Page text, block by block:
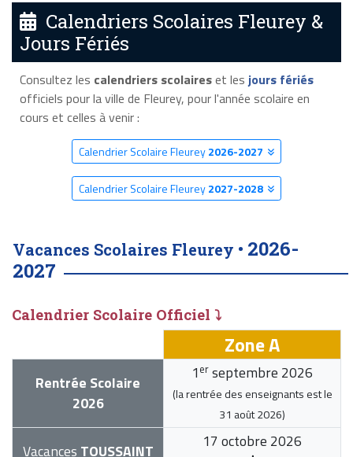
Calendriers Scolaires Fleurey &
Jours Fériés
Consultez les calendriers scolaireset les jours fériés
officiels pour la ville de Fleurey, pour l'année scolaire en
cours et celles à venir :
Calendrier Scolaire Fleurey2026-2027
Calendrier Scolaire Fleurey2027-2028
Vacances Scolaires Fleurey • 2026-
2027
Calendrier Scolaire Officiel ⤵
Zone A
Rentrée Scolaire
2026
1 er septembre 2026
(la rentrée des enseignants est le
31 août 2026)
Vacances TOUSSAINT 17 octobre 2026